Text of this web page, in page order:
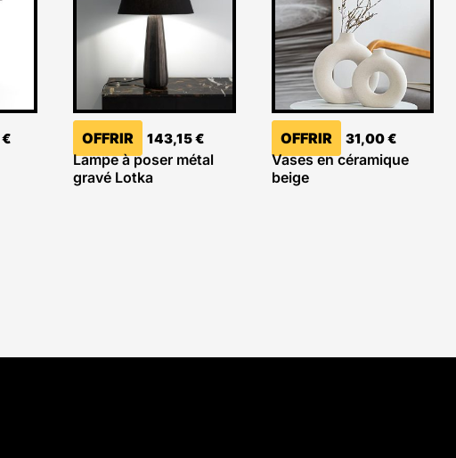
€ OFFRIR 143,15€
Lampe à poser métal
gravé Lotka
OFFRIR 31,00€
Vases en céramique
beige